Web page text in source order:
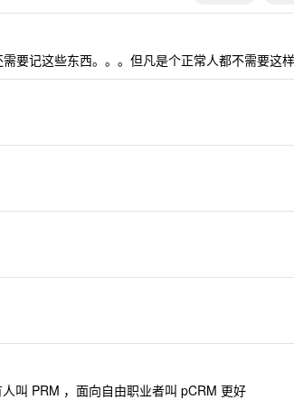
要记这些东西。。。但凡是个正常人都不需要这
叫 PRM ，面向自由职业者叫 pCRM 更好